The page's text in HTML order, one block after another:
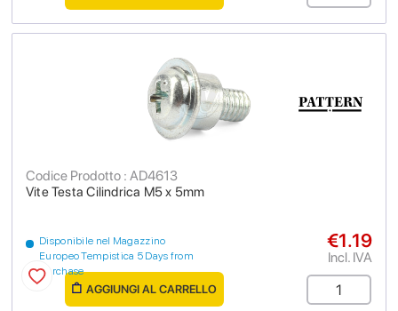
Vite Testa Cilindrica M5 x 5mm
Codice Prodotto : AD4613
Disponibile nel Magazzino
Europeo Tempistica 5 Days from
purchase
€1.19
Incl. IVA
AGGIUNGI AL CARRELLO